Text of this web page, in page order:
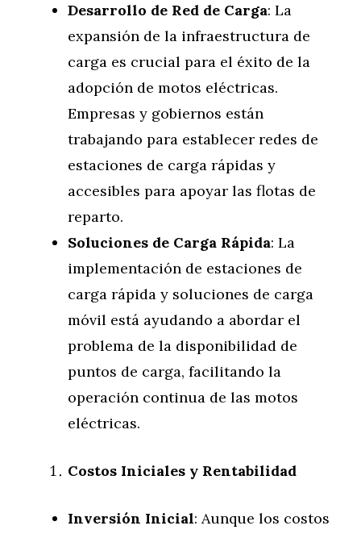
Desarrollo de Red de Carga: La
expansión de la infraestructura de
carga es crucial para el éxito de la
adopción de motos eléctricas.
Empresas y gobiernos están
trabajando para establecer redes de
estaciones de carga rápidas y
accesibles para apoyar las flotas de
reparto.
Soluciones de Carga Rápida: La
implementación de estaciones de
carga rápida y soluciones de carga
móvil está ayudando a abordar el
problema de la disponibilidad de
puntos de carga, facilitando la
operación continua de las motos
eléctricas.
Costos Iniciales y Rentabilidad
Inversión Inicial: Aunque los costos